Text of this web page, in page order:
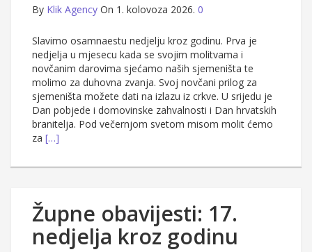
By Klik Agency On 1. kolovoza 2026. 0
Slavimo osamnaestu nedjelju kroz godinu. Prva je
nedjelja u mjesecu kada se svojim molitvama i
novčanim darovima sjećamo naših sjemeništa te
molimo za duhovna zvanja. Svoj novčani prilog za
sjemeništa možete dati na izlazu iz crkve. U srijedu je
Dan pobjede i domovinske zahvalnosti i Dan hrvatskih
branitelja. Pod večernjom svetom misom molit ćemo
za […]
Župne obavijesti: 17.
nedjelja kroz godinu